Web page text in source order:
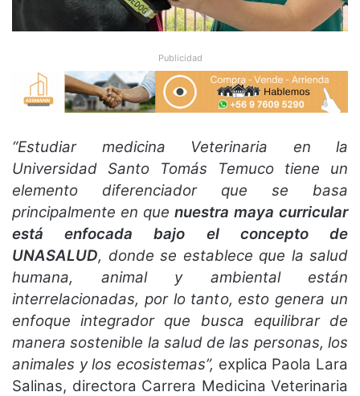
Publicidad
“Estudiar medicina Veterinaria en la
Universidad Santo Tomás Temuco tiene un
elemento diferenciador que se basa
principalmente en que nuestra maya curricular
está enfocada bajo el concepto de
UNASALUD, donde se establece que la salud
humana, animal y ambiental están
interrelacionadas, por lo tanto, esto genera un
enfoque integrador que busca equilibrar de
manera sostenible la salud de las personas, los
animales y los ecosistemas”, explica Paola Lara
Salinas, directora Carrera Medicina Veterinaria